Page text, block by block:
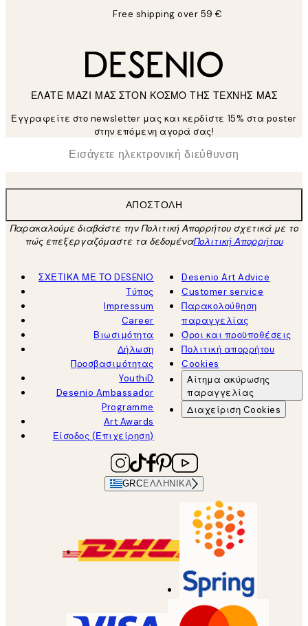
Free shipping over 59 €
ΕΛΑΤΕ ΜΑΖΙ ΜΑΣ ΣΤΟΝ ΚΟΣΜΟ ΤΗΣ ΤΕΧΝΗΣ ΜΑΣ
Εγγραφείτε στο newsletter μας και κερδίστε 15% στα poster
στην επόμενη αγορά σας!
Ηλεκτρονική Διεύθυνση
ΑΠΟΣΤΟΛΉ
Παρακαλούμε διαβάστε την Πολιτική Απορρήτου σχετικά με το
πώς επεξεργαζόμαστε τα δεδομέναΠολιτική Απορρήτου
ΣΧΕΤΙΚΑ ΜΕ ΤΟ DESENIO
Τύπος
Impressum
Career
Βιωσιμότητα
Δήλωση
Προσβασιμότητας
YouthiD
Desenio Ambassador
Programme
Art Awards
Είσοδος (Επιχείρηση)
Desenio Art Advice
Customer service
Παρακολούθηση
παραγγελίας
Όροι και προϋποθέσεις
Πολιτική απορρήτου
Cookies
Αίτημα ακύρωσης
παραγγελίας
Διαχείριση Cookies
GRC ΕΛΛΗΝΙΚΆ